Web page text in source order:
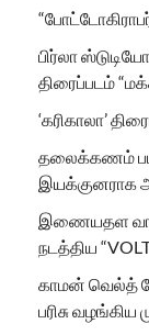
பிர்லா
திரைப்படம்
‘கரிகாலா’
தலைக்கணம்
இயக்குனராக
இணையதள
நடத்திய
காமன் வெல்த்
பரிசு வழங்கிய